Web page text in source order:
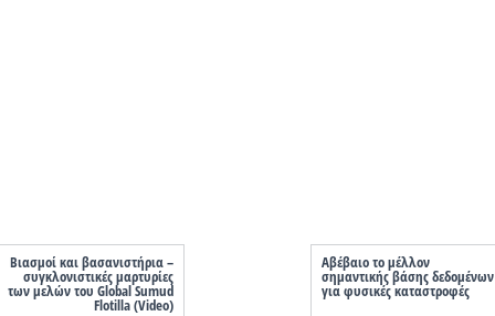
Βιασμοί και βασανιστήρια –
συγκλονιστικές μαρτυρίες
των μελών του Global Sumud
Flotilla (Video)
Αβέβαιο το μέλλον
σημαντικής βάσης δεδομένων
για φυσικές καταστροφές